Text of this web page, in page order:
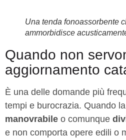
Una tenda fonoassorbente
ammorbidisce
Quando non
aggiornamento
È una delle domande più
tempi e burocrazia. Quando
manovrabile o comunque
e non comporta opere edili o